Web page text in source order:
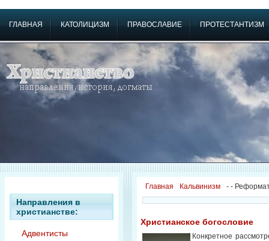
ГЛАВНАЯ КАТОЛИЦИЗМ ПРАВОСЛАВИЕ ПРОТЕСТАНТИЗМ
Направления в
христианстве:
Адвентисты
Главная -
Кальвинизм -
Христианское богословие
Конкретное